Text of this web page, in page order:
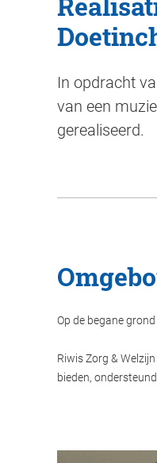
In opdracht
van een
gerealiseerd.
Op de begane
Riwis Zorg &
bieden,